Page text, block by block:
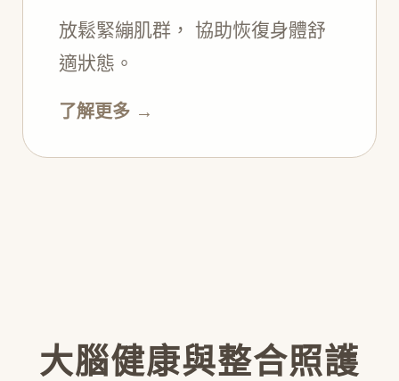
放鬆緊繃肌群， 協助恢復身體舒
適狀態。
了解更多 →
大腦健康與整合照護